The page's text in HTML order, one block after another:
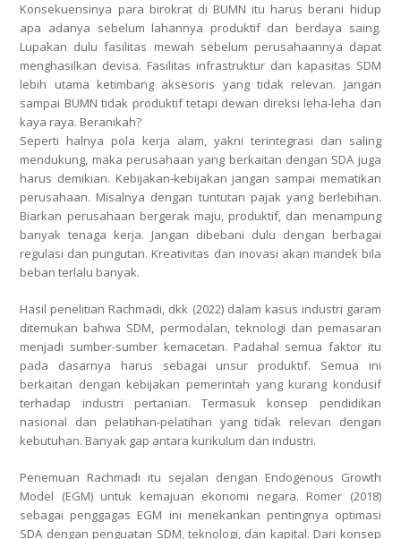
Konsekuensinya para birokrat di BUMN itu harus berani hidup
apa adanya sebelum lahannya produktif dan berdaya saing.
Lupakan dulu fasilitas mewah sebelum perusahaannya dapat
menghasilkan devisa. Fasilitas infrastruktur dan kapasitas SDM
lebih utama ketimbang aksesoris yang tidak relevan. Jangan
sampai BUMN tidak produktif tetapi dewan direksi leha-leha dan
kaya raya. Beranikah?
Seperti halnya pola kerja alam, yakni terintegrasi dan saling
mendukung, maka perusahaan yang berkaitan dengan SDA juga
harus demikian. Kebijakan-kebijakan jangan sampai mematikan
perusahaan. Misalnya dengan tuntutan pajak yang berlebihan.
Biarkan perusahaan bergerak maju, produktif, dan menampung
banyak tenaga kerja. Jangan dibebani dulu dengan berbagai
regulasi dan pungutan. Kreativitas dan inovasi akan mandek bila
beban terlalu banyak.
Hasil penelitian Rachmadi, dkk (2022) dalam kasus industri garam
ditemukan bahwa SDM, permodalan, teknologi dan pemasaran
menjadi sumber-sumber kemacetan. Padahal semua faktor itu
pada dasarnya harus sebagai unsur produktif. Semua ini
berkaitan dengan kebijakan pemerintah yang kurang kondusif
terhadap industri pertanian. Termasuk konsep pendidikan
nasional dan pelatihan-pelatihan yang tidak relevan dengan
kebutuhan. Banyak gap antara kurikulum dan industri.
Penemuan Rachmadi itu sejalan dengan Endogenous Growth
Model (EGM) untuk kemajuan ekonomi negara. Romer (2018)
sebagai penggagas EGM ini menekankan pentingnya optimasi
SDA dengan penguatan SDM, teknologi, dan kapital. Dari konsep